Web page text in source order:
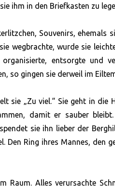
ihm in den Briefkasten zu
Souvenirs, ehemals
wegbrachte, wurde sie
entsorgte und
so gingen sie derweil im
sie „Zu viel.“ Sie geht in
damit er sauber
sie ihn lieber der
Den Ring ihres Mannes, den
Raum. Alles verursachte